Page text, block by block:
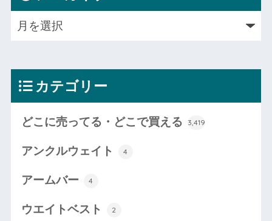
カテゴリー
どこに売ってる・どこで買える 3,419
アンクルウェイト 4
アームバー 4
ウエイトベスト 2